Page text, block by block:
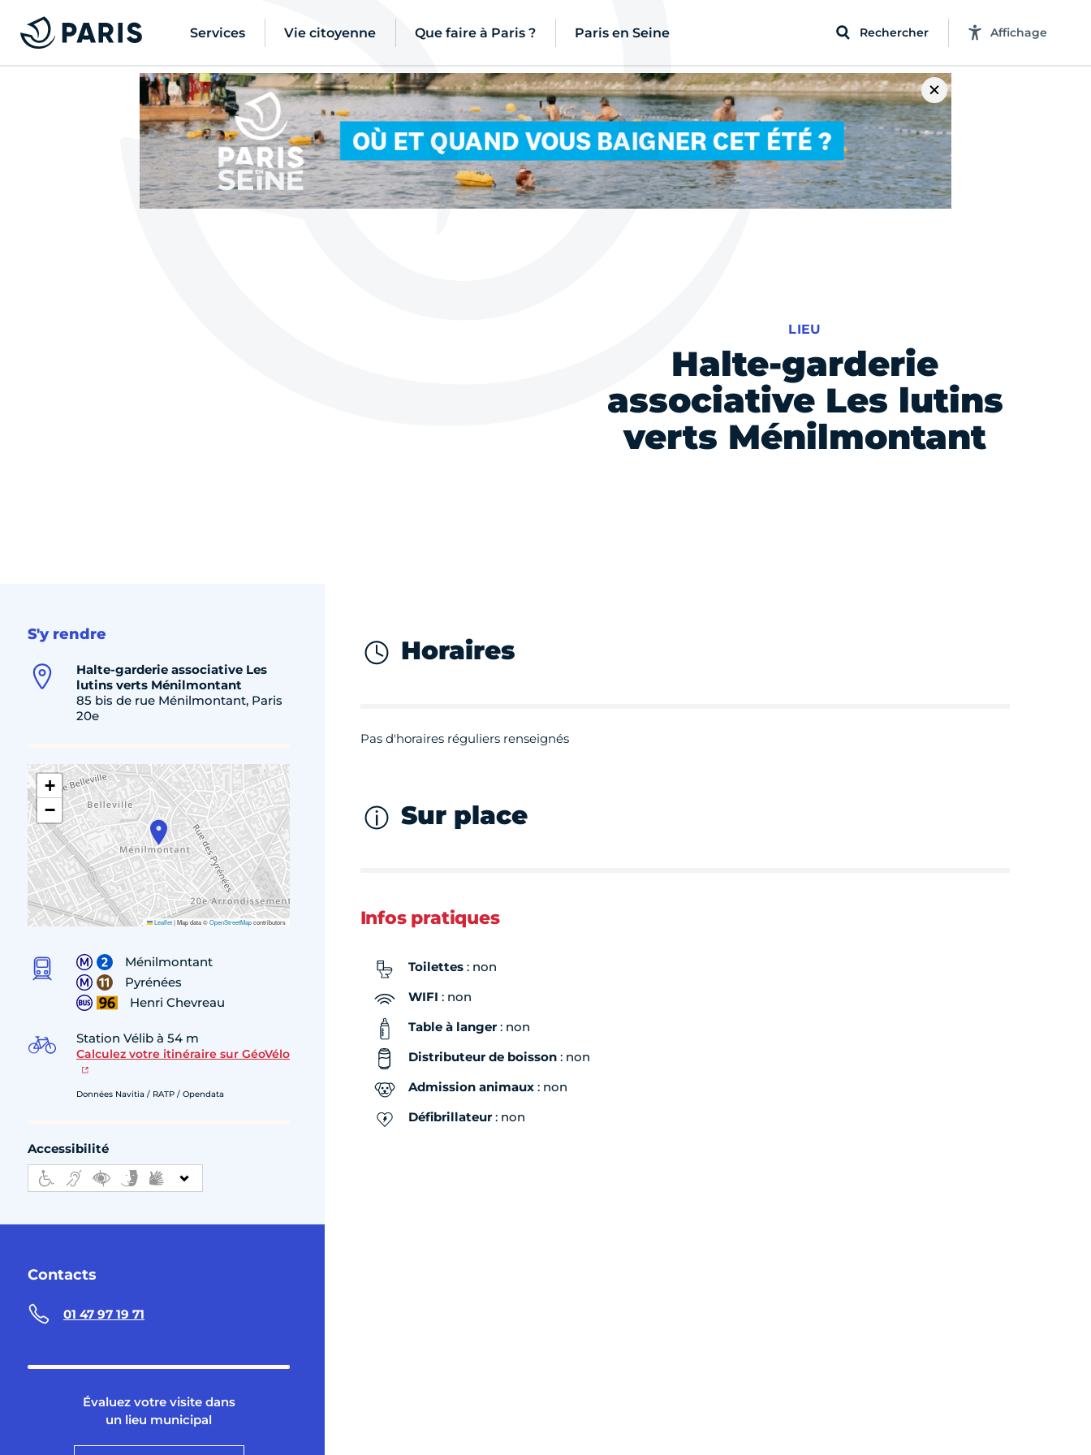
Services Vie citoyenne Que faire à Paris ? Paris en Seine Rechercher Affichage
LIEU
Halte-garderie
associative Les lutins
verts Ménilmontant
S'y rendre
Halte-garderie associative Les
lutins verts Ménilmontant
85 bis de rue Ménilmontant, Paris
20e
+
−
Leaflet|Map data ©OpenStreetMapcontributors
Ménilmontant
Pyrénées
Henri Chevreau
Station Vélib à 54 m
Calculez votre itinéraire sur GéoVélo
Données Navitia / RATP / Opendata
Accessibilité
Contacts
01 47 97 19 71
Évaluez votre visite dans
un lieu municipal
Horaires
Pas d'horaires réguliers renseignés
Sur place
Infos pratiques
Toilettes: non
WIFI : non
Table à langer: non
Distributeur de boisson: non
Admission animaux: non
Défibrillateur: non